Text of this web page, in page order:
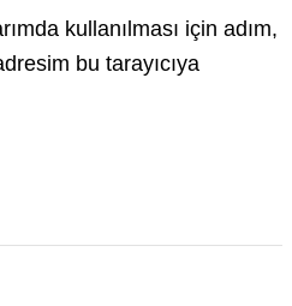
kullanılması için adım,
bu tarayıcıya